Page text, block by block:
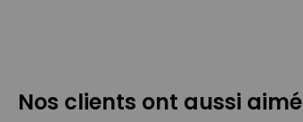
Nos clients ont aussi aimé